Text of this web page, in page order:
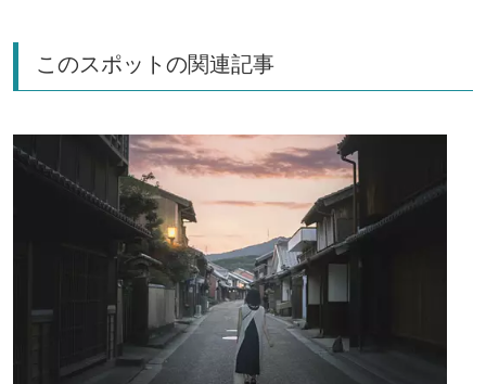
このスポットの関連記事